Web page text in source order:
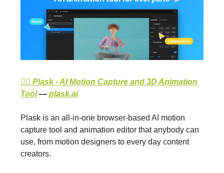
👉🏽 Plask - AI Motion Capture and 3D Animation
Tool— plask.ai
Plask is an all-in-one browser-based AI motion
capture tool and animation editor that anybody can
use, from motion designers to every day content
creators.